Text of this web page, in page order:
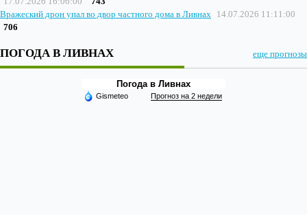
Вражеский дрон упал во двор частного дома в Ливнах 14.07.2026 11:11:00
706
ПОГОДА В ЛИВНАХ еще прогнозы
Погода в Ливнах
Gismeteo Прогноз на 2 недели